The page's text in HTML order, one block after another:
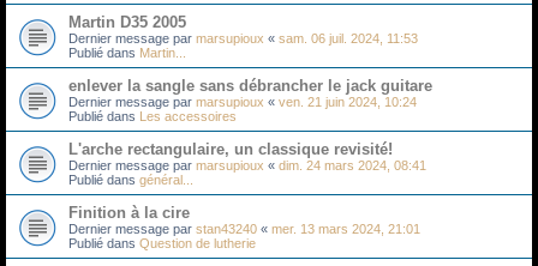
Martin D35 2005
Dernier message par marsupioux « sam. 06 juil. 2024, 11:53
Publié dans Martin...
enlever la sangle sans débrancher le jack guitare
Dernier message par marsupioux « ven. 21 juin 2024, 10:24
Publié dans Les accessoires
L'arche rectangulaire, un classique revisité!
Dernier message par marsupioux « dim. 24 mars 2024, 08:41
Publié dans général...
Finition à la cire
Dernier message par stan43240 « mer. 13 mars 2024, 21:01
Publié dans Question de lutherie